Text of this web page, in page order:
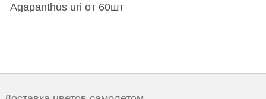
Agapanthus uri от 60шт